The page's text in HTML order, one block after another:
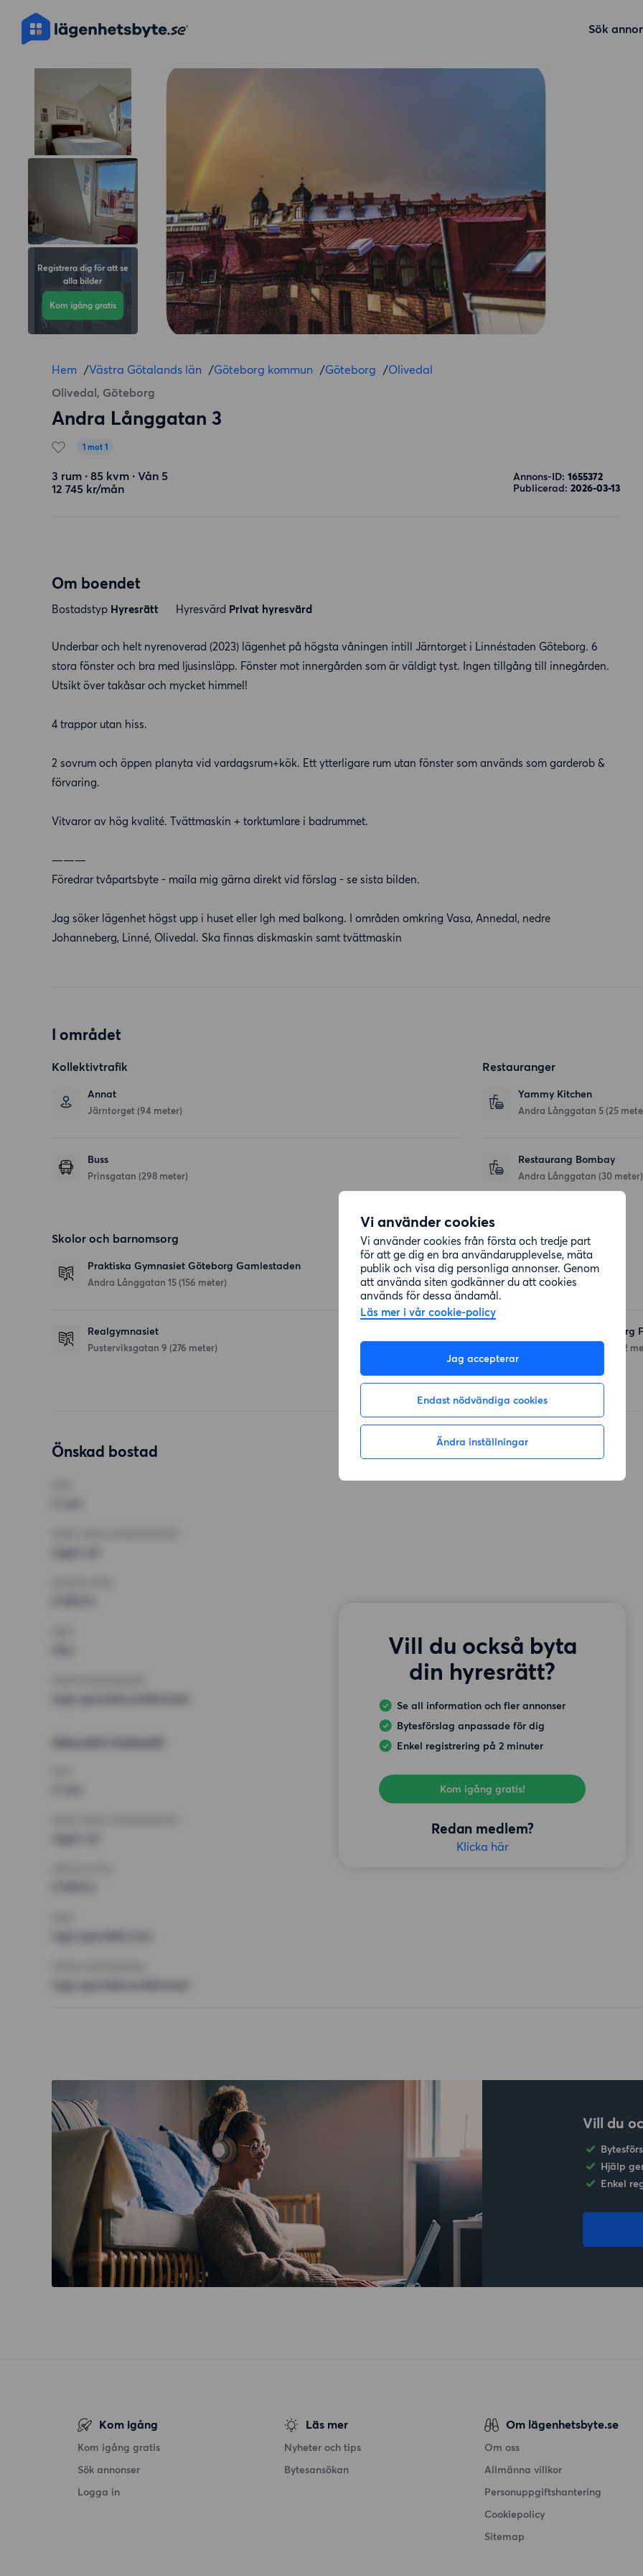
Vi använder cookies
Vi använder cookies från första och tredje part
för att ge dig en bra användarupplevelse, mäta
publik och visa dig personliga annonser. Genom
att använda siten godkänner du att cookies
används för dessa ändamål.
Läs mer i vår cookie-policy
Jag accepterar
Endast nödvändiga cookies
Ändra inställningar
Sök
Registrera dig för att se
alla bilder
Kom igång gratis
Hem /Västra Götalands län /Göteborg kommun /Göteborg /Olivedal
Olivedal, Göteborg
Andra Långgatan 3
1 mot 1
3 rum ∙ 85 kvm ∙ Vån 5
12 745 kr/mån
Annons-ID: 1655372
Publicerad: 2026-03-13
Om boendet
Bostadstyp Hyresrätt Hyresvärd Privat hyresvärd
Underbar och helt nyrenoverad (2023) lägenhet på högsta våningen intill Järntorget i Linnéstaden Göteborg. 6
stora fönster och bra med ljusinsläpp. Fönster mot innergården som är väldigt tyst. Ingen tillgång till innegården.
Utsikt över takåsar och mycket himmel!
4 trappor utan hiss.
2 sovrum och öppen planyta vid vardagsrum+kök. Ett ytterligare rum utan fönster som används som garderob &
förvaring.
Vitvaror av hög kvalité. Tvättmaskin + torktumlare i badrummet.
———
Föredrar tvåpartsbyte - maila mig gärna direkt vid förslag - se sista bilden.
Jag söker lägenhet högst upp i huset eller lgh med balkong. I områden omkring Vasa, Annedal, nedre
Johanneberg, Linné, Olivedal. Ska finnas diskmaskin samt tvättmaskin
I området
Kollektivtrafik
Annat
Järntorget (94 meter)
Buss
Prinsgatan (298 meter)
Restauranger
Yammy Kitchen
Andra Långgatan 5 (25
Restaurang Bombay
Andra Långgatan (30 meter)
Skolor och barnomsorg
Praktiska Gymnasiet Göteborg Gamlestaden
Andra Långgatan 15 (156 meter)
Realgymnasiet
Pusterviksgatan 9 (276 meter)
Affärer
Forida's
Linnégatan(54 meter)
Willys Hemma Göteborg
Första Långgatan 16 (162
Önskad bostad
Vill du också byta
din hyresrätt?
Se all information och fler annonser
Bytesförslag anpassade för dig
Enkel registrering på 2 minuter
Kom igång gratis!
Redan medlem?
Klicka här
Vill du
Hjälp
Enkel
Kom igång
Kom igång gratis
Sök annonser
Logga in
Läs mer
Nyheter och tips
Bytesansökan
Om lägenhetsbyte.se
Om oss
Allmänna villkor
Personuppgiftshantering
Cookiepolicy
Sitemap